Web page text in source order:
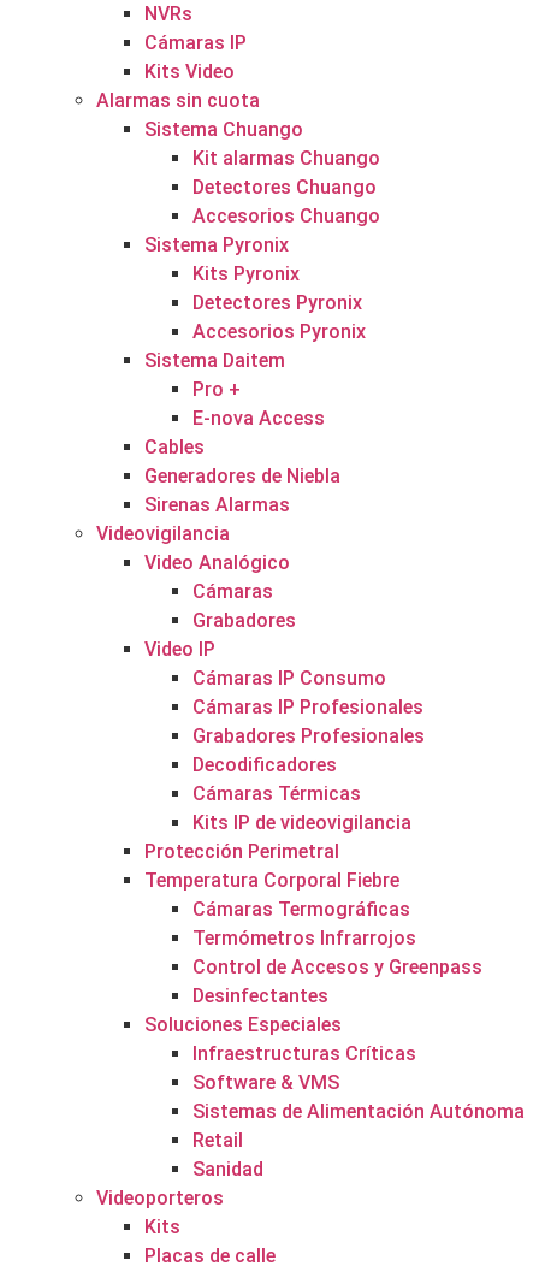
NVRs
Cámaras IP
Kits Video
Alarmas sin cuota
Sistema Chuango
Kit alarmas Chuango
Detectores Chuango
Accesorios Chuango
Sistema Pyronix
Kits Pyronix
Detectores Pyronix
Accesorios Pyronix
Sistema Daitem
Pro +
E-nova Access
Cables
Generadores de Niebla
Sirenas Alarmas
Videovigilancia
Video Analógico
Cámaras
Grabadores
Video IP
Cámaras IP Consumo
Cámaras IP Profesionales
Grabadores Profesionales
Decodificadores
Cámaras Térmicas
Kits IP de videovigilancia
Protección Perimetral
Temperatura Corporal Fiebre
Cámaras Termográficas
Termómetros Infrarrojos
Control de Accesos y Greenpass
Desinfectantes
Soluciones Especiales
Infraestructuras Críticas
Software & VMS
Sistemas de Alimentación Autónoma
Retail
Sanidad
Videoporteros
Kits
Placas de calle